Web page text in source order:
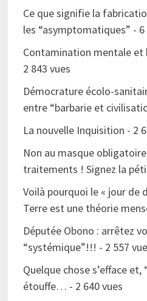
Ce que signifie la
les “asymptomatiques” -
Contamination mentale et
2 843 vues
Démocrature écolo-
entre “barbarie et
La nouvelle Inquisition - 2
Non au masque
traitements ! Signez la
Voilà pourquoi le « jour de
Terre est une théorie
Députée Obono : arrêtez
“systémique”!!! - 2 557
Quelque chose s’efface et,
étouffe… - 2 640 vues